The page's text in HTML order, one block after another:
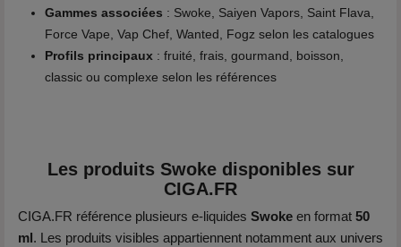
Gammes associées : Swoke, Saiyen Vapors, Saint Flava,
Force Vape, Vap Chef, Wanted, Fogz selon les catalogues
Profils principaux : fruité, frais, gourmand, boisson,
classic ou complexe selon les références
Les produits Swoke disponibles sur
CIGA.FR
CIGA.FR référence plusieurs e-liquides Swoke en format 50
ml . Les produits visibles appartiennent notamment aux univers